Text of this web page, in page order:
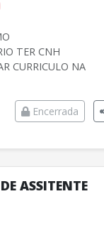
TER CNH
CURRICULO NA
Encerrada
ASSITENTE